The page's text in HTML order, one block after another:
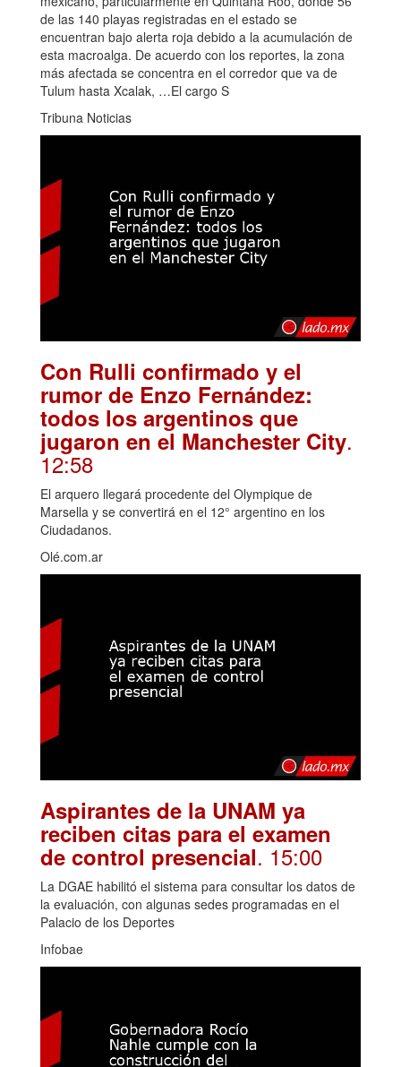
de las 140 playas registradas en el estado se
encuentran bajo alerta roja debido a la acumulación de
esta macroalga. De acuerdo con los reportes, la zona
más afectada se concentra en el corredor que va de
Tulum hasta Xcalak, …El cargo S
Tribuna Noticias
Con Rulli confirmado y el
rumor de Enzo Fernández:
todos los argentinos que
jugaron en el Manchester City.
12:58
El arquero llegará procedente del Olympique de
Marsella y se convertirá en el 12° argentino en los
Ciudadanos.
Olé.com.ar
Aspirantes de la UNAM ya
reciben citas para el examen
de control presencial. 15:00
La DGAE habilitó el sistema para consultar los datos de
la evaluación, con algunas sedes programadas en el
Palacio de los Deportes
Infobae